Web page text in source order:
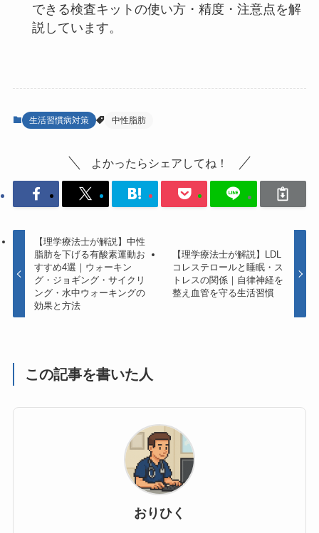
できる検査キットの使い方・精度・注意点を解
説しています。
生活習慣病対策 中性脂肪
よかったらシェアしてね！
【理学療法士が解説】中性
脂肪を下げる有酸素運動お
すすめ4選｜ウォーキン
グ・ジョギング・サイクリ
ング・水中ウォーキングの
効果と方法
【理学療法士が解説】LDL
コレステロールと睡眠・ス
トレスの関係｜自律神経を
整え血管を守る生活習慣
この記事を書いた人
おりひく